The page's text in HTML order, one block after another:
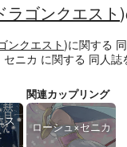
ラゴンクエスト
ンクエスト)に関する
セニカ に関する 同人誌
ス
関連カップリング
ローシュ×セニカ